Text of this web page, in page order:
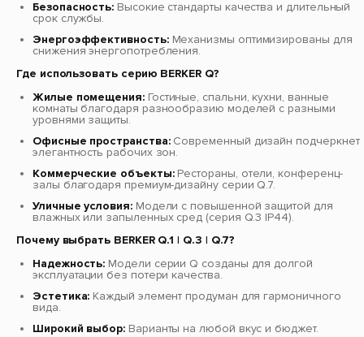
Безопасность: Высокие стандарты качества и длительный
срок службы.
Энергоэффективность:Механизмы оптимизированы для
снижения энергопотребления.
Где использовать серию BERKER Q?
Жилые помещения:Гостиные, спальни, кухни, ванные
комнаты благодаря разнообразию моделей с разными
уровнями защиты.
Офисные пространства:Современный дизайн подчеркнет
элегантность рабочих зон.
Коммерческие объекты:Рестораны, отели, конференц-
залы благодаря премиум-дизайну серии Q.7.
Уличные условия:Модели с повышенной защитой для
влажных или запыленных сред (серия Q.3 IP44).
Почему выбрать BERKER Q.1 | Q.3 | Q.7?
Надежность: Модели серии Q созданы для долгой
эксплуатации без потери качества.
Эстетика: Каждый элемент продуман для гармоничного
вида.
Широкий выбор: Варианты на любой вкус и бюджет.